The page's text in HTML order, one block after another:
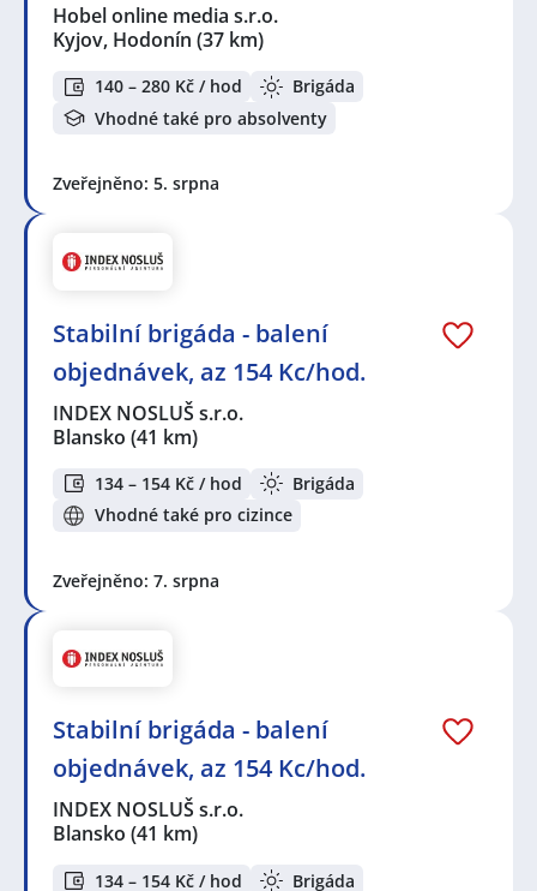
Hobel online media s.r.o.
Kyjov, Hodonín (37 km)
140 – 280 Kč / hod
Brigáda
Vhodné také pro absolventy
Zveřejněno: 5. srpna
Stabilní brigáda - balení
objednávek, az 154 Kc/hod.
INDEX NOSLUŠ s.r.o.
Blansko (41 km)
134 – 154 Kč / hod
Brigáda
Vhodné také pro cizince
Zveřejněno: 7. srpna
Stabilní brigáda - balení
objednávek, az 154 Kc/hod.
INDEX NOSLUŠ s.r.o.
Blansko (41 km)
134 – 154 Kč / hod Brigáda